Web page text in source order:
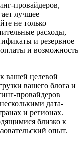
провайдеров,
лучшее
не только
расходы,
и резервное
и возможность
вашей целевой
вашего блога и
провайдеров
дата-
и регионах.
близко к
опыт.